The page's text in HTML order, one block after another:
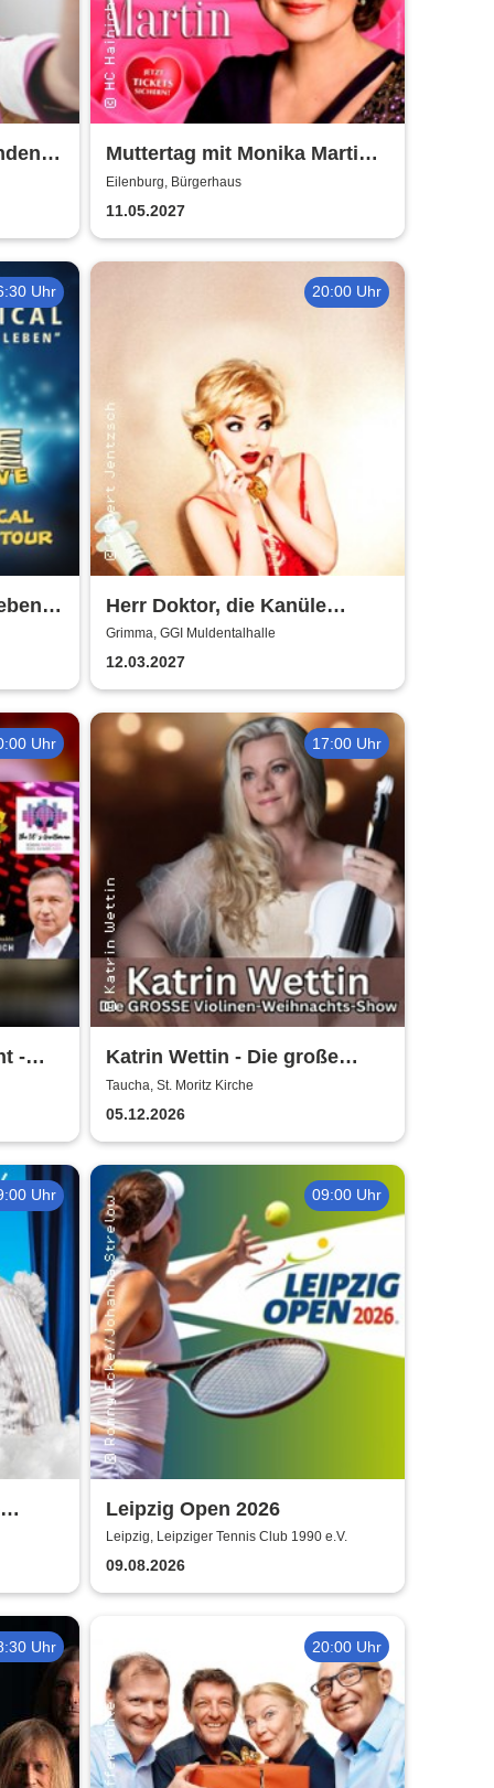
-
Muttertag mit Monika Martin
2027
Eilenburg, Bürgerhaus
11.05.2027
Uhr
-
20:00 Uhr
Herr Doktor, die Kanüle
klemmt
Grimma, GGI Muldentalhalle
12.03.2027
Uhr
-
17:00 Uhr
Katrin Wettin - Die große
Violinen-Weihnachts-Show
Taucha, St. Moritz Kirche
05.12.2026
Uhr 09:00 Uhr
Leipzig Open 2026
Leipzig, Leipziger Tennis Club 1990 e.V.
09.08.2026
Uhr 20:00 Uhr